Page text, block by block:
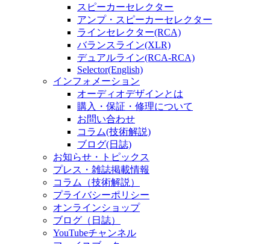
スピーカーセレクター
アンプ・スピーカーセレクター
ラインセレクター(RCA)
バランスライン(XLR)
デュアルライン(RCA-RCA)
Selector(English)
インフォメーション
オーディオデザインとは
購入・保証・修理について
お問い合わせ
コラム(技術解説)
ブログ(日誌)
お知らせ・トピックス
プレス・雑誌掲載情報
コラム（技術解説）
プライバシーポリシー
オンラインショップ
ブログ（日誌）
YouTubeチャンネル